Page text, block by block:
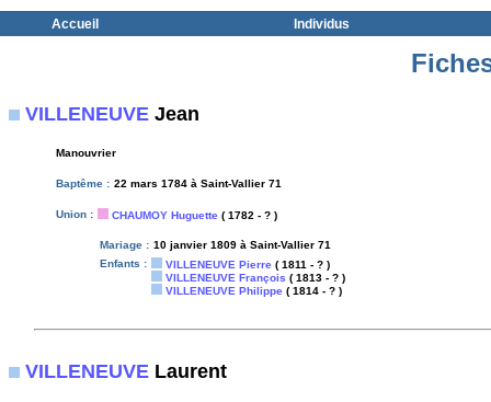
Accueil Individus
VILLENEUVE Jean
Manouvrier
Baptême : 22 mars 1784 à Saint-Vallier 71
Union : CHAUMOY Huguette ( 1782 - ? )
Mariage : 10 janvier 1809 à Saint-Vallier 71
Enfants :
VILLENEUVE Pierre ( 1811 - ? )
VILLENEUVE François ( 1813 - ? )
VILLENEUVE Philippe ( 1814 - ? )
VILLENEUVE Laurent